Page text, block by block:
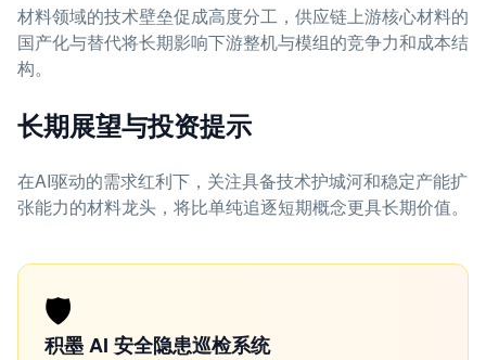
材料领域的技术壁垒促成高度分工，供应链上游核心材料的
国产化与替代将长期影响下游整机与模组的竞争力和成本结
构。
长期展望与投资提示
在AI驱动的需求红利下，关注具备技术护城河和稳定产能扩
张能力的材料龙头，将比单纯追逐短期概念更具长期价值。
🛡️
积墨 AI 安全隐患巡检系统